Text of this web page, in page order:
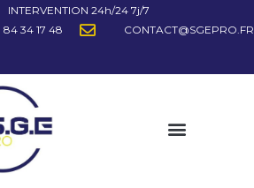
INTERVENTION 24h/24 7j/7
84 34 17 48
CONTACT@SGEPRO.FR